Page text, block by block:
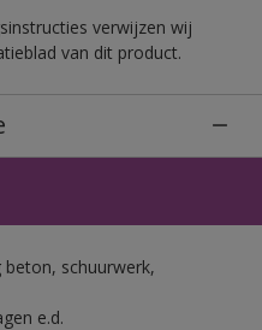
verwijzen wij
van dit product.
schuurwerk,
e.d.